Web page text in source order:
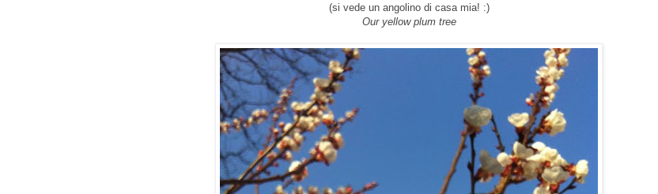
(si vede un angolino di casa mia! :)
Our yellow plum tree